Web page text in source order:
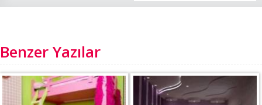
Benzer Yazılar